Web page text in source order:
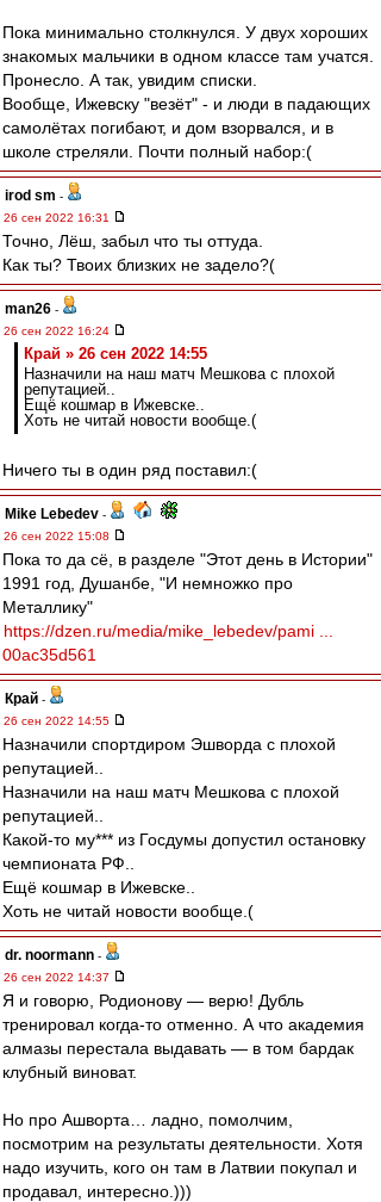
Пока минимально столкнулся. У двух хороших
знакомых мальчики в одном классе там учатся.
Пронесло. А так, увидим списки.
Вообще, Ижевску "везёт" - и люди в падающих
самолётах погибают, и дом взорвался, и в
школе стреляли. Почти полный набор:(
irod sm -
26 сен 2022 16:31
Точно, Лёш, забыл что ты оттуда.
Как ты? Твоих близких не задело?(
man26 -
26 сен 2022 16:24
Край » 26 сен 2022 14:55
Назначили на наш матч Мешкова с плохой
репутацией..
Ещё кошмар в Ижевске..
Хоть не читай новости вообще.(
Ничего ты в один ряд поставил:(
Mike Lebedev -
26 сен 2022 15:08
Пока то да сё, в разделе "Этот день в Истории"
1991 год, Душанбе, "И немножко про
Металлику"
https://dzen.ru/media/mike_lebedev/pami ...
00ac35d561
Край -
26 сен 2022 14:55
Назначили спортдиром Эшворда с плохой
репутацией..
Назначили на наш матч Мешкова с плохой
репутацией..
Какой-то му*** из Госдумы допустил остановку
чемпионата РФ..
Ещё кошмар в Ижевске..
Хоть не читай новости вообще.(
dr. noormann -
26 сен 2022 14:37
Я и говорю, Родионову — верю! Дубль
тренировал когда-то отменно. А что академия
алмазы перестала выдавать — в том бардак
клубный виноват.
Но про Ашворта… ладно, помолчим,
посмотрим на результаты деятельности. Хотя
надо изучить, кого он там в Латвии покупал и
продавал, интересно.)))